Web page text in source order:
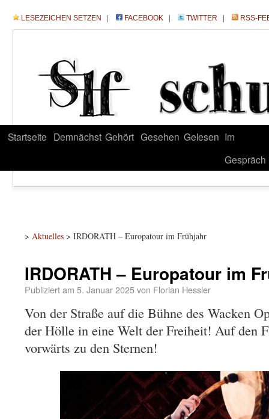
LESEZEICHEN SETZEN FACEBOOK TWITTER RSS-
Startseite Demnächst Gehört Gesehen Gelesen Im
Gespräch
> Aktuelles > IRDORATH – Europatour im Frühjahr
IRDORATH – Europatour im
Publiziert am 5. Januar 2025von Florian Hessler
Von der Straße auf die Bühne des Wacken
der Hölle in eine Welt der Freiheit! Auf den
vorwärts zu den Sternen!